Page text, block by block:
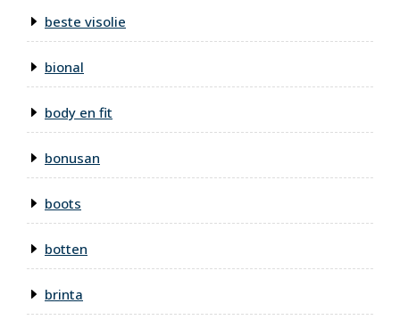
beste visolie
bional
body en fit
bonusan
boots
botten
brinta